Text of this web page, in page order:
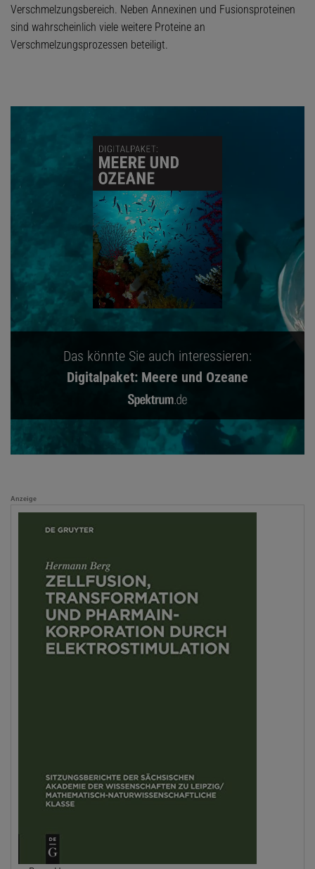
Verschmelzungsbereich. Neben Annexinen und Fusionsproteinen
sind wahrscheinlich viele weitere Proteine an
Verschmelzungsprozessen beteiligt.
Das könnte Sie auch interessieren:
Digitalpaket: Meere und Ozeane
Anzeige